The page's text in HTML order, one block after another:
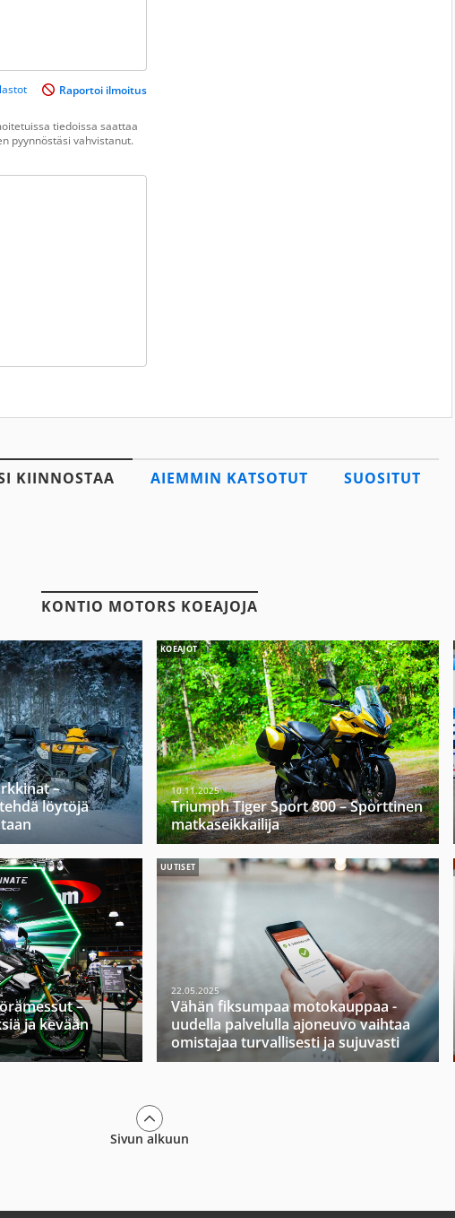
Raportoi ilmoitus
tiedoissa saattaa
pyynnöstäsi vahvistanut.
KIINNOSTAA AIEMMIN KATSOTUT SUOSITUT
KONTIO MOTORS KOEAJOJA
–
löytöjä
KOEAJOT
10.11.2025
Triumph Tiger Sport 800 – Sporttinen
matkaseikkailija
–
ja kevään
UUTISET
22.05.2025
Vähän fiksumpaa motokauppaa -
uudella palvelulla ajoneuvo vaihtaa
omistajaa turvallisesti ja sujuvasti
Sivun alkuun